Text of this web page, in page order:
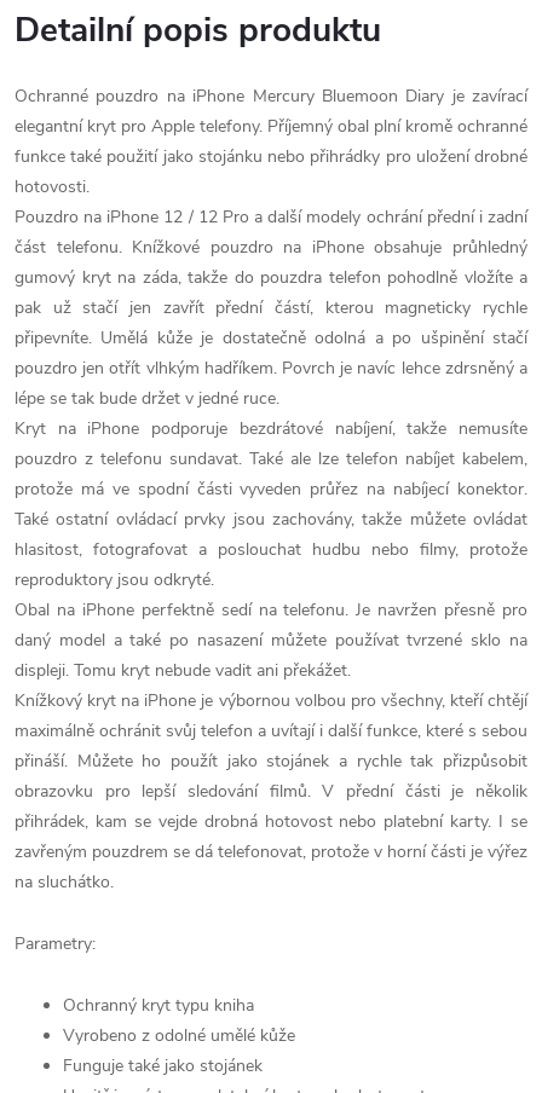
Detailní popis produktu
Ochranné pouzdro na iPhone Mercury Bluemoon Diary je zavírací
elegantní kryt pro Apple telefony. Příjemný obal plní kromě ochranné
funkce také použití jako stojánku nebo přihrádky pro uložení drobné
hotovosti.
Pouzdro na iPhone 12 / 12 Pro a další modely ochrání přední i zadní
část telefonu. Knížkové pouzdro na iPhone obsahuje průhledný
gumový kryt na záda, takže do pouzdra telefon pohodlně vložíte a
pak už stačí jen zavřít přední částí, kterou magneticky rychle
připevníte. Umělá kůže je dostatečně odolná a po ušpinění stačí
pouzdro jen otřít vlhkým hadříkem. Povrch je navíc lehce zdrsněný a
lépe se tak bude držet v jedné ruce.
Kryt na iPhone podporuje bezdrátové nabíjení, takže nemusíte
pouzdro z telefonu sundavat. Také ale lze telefon nabíjet kabelem,
protože má ve spodní části vyveden průřez na nabíjecí konektor.
Také ostatní ovládací prvky jsou zachovány, takže můžete ovládat
hlasitost, fotografovat a poslouchat hudbu nebo filmy, protože
reproduktory jsou odkryté.
Obal na iPhone perfektně sedí na telefonu. Je navržen přesně pro
daný model a také po nasazení můžete používat tvrzené sklo na
displeji. Tomu kryt nebude vadit ani překážet.
Knížkový kryt na iPhone je výbornou volbou pro všechny, kteří chtějí
maximálně ochránit svůj telefon a uvítají i další funkce, které s sebou
přináší. Můžete ho použít jako stojánek a rychle tak přizpůsobit
obrazovku pro lepší sledování filmů. V přední části je několik
přihrádek, kam se vejde drobná hotovost nebo platební karty. I se
zavřeným pouzdrem se dá telefonovat, protože v horní části je výřez
na sluchátko.
Parametry:
Ochranný kryt typu kniha
Vyrobeno z odolné umělé kůže
Funguje také jako stojánek